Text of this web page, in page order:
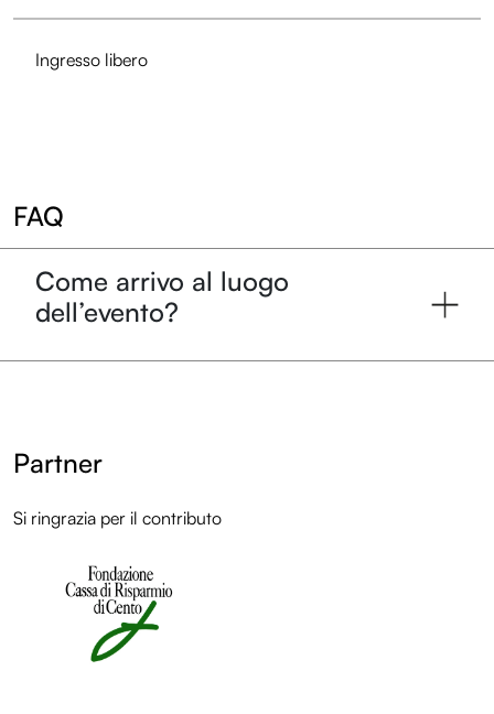
Ingresso libero
FAQ
Come arrivo al luogo
dell’evento?
Partner
Si ringrazia per il contributo